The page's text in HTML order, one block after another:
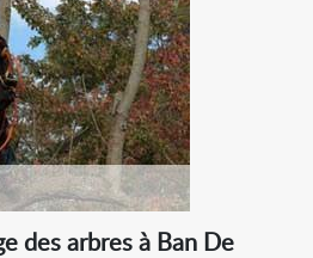
des arbres à Ban De